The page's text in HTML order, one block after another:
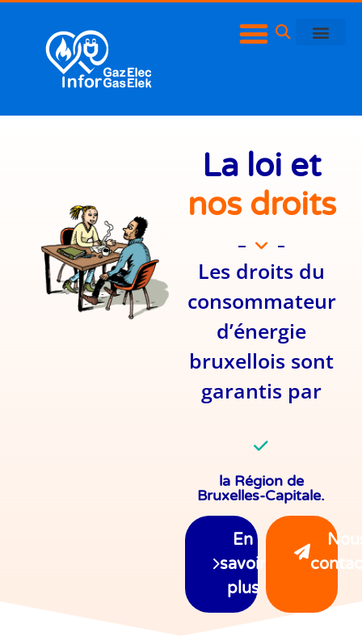
La loi et
nos droits
Les droits du
consommateur
d’énergie
bruxellois sont
garantis par
la Région de
Bruxelles-Capitale.
En
savoir
plus